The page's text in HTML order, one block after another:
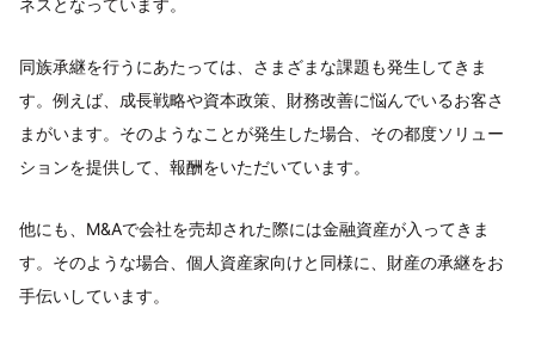
ネスとなっています。
同族承継を行うにあたっては、さまざまな課題も発生してきま
す。例えば、成長戦略や資本政策、財務改善に悩んでいるお客さ
まがいます。そのようなことが発生した場合、その都度ソリュー
ションを提供して、報酬をいただいています。
他にも、M&Aで会社を売却された際には金融資産が入ってきま
す。そのような場合、個人資産家向けと同様に、財産の承継をお
手伝いしています。